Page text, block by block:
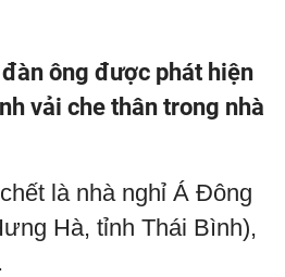
ông được phát hiện
vải che thân trong nhà
là nhà nghỉ Á Đông
Hà, tỉnh Thái Bình),